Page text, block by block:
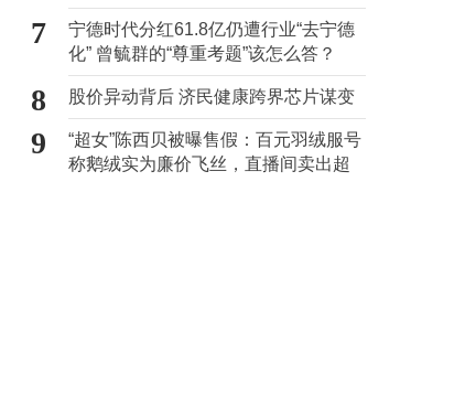
证
7
宁德时代分红61.8亿仍遭行业“去宁德
化” 曾毓群的“尊重考题”该怎么答？
8 股价异动背后 济民健康跨界芯片谋变
9
“超女”陈西贝被曝售假：百元羽绒服号
称鹅绒实为廉价飞丝，直播间卖出超